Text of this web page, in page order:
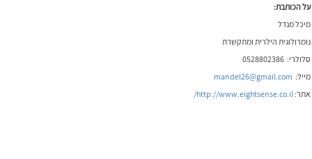
על הכותבת:
מיכל מנדל
נומרולוגית הילרית ומתקשרת
סלולרי: 0528802386
מייל: mandel26@gmail.com
אתר: http://www.eightsense.co.il/